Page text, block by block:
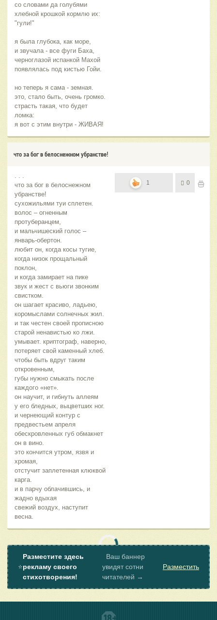
со словами да голубями
хлебной крошкой кормлю их:
"гули!"
я была глубока, как море,
и звучала - все фуги Баха,
черноглазой испанкой Махой
появлялась под кистью Гойи.
но теперь я сама - земная.
это, стало быть, очень громко.
страсть такая, что будет
ломка:
я вот с этим внутри - ЖИВАЯ!
что за бог в белоснежном убранстве!
. . .
что за бог в белоснежном
убранстве!
сухожильями туи сплетен.
волос – огненным
протуберанцем,
и мальчишеский голос –
январь-обертон.
любит он, когда косы тугие,
когда низок прощальный
поклон,
и когда замирает на пике
звук и жест с вьюги звонким
свистком.
он шагает красиво, ладьею,
коромыслами солнечных жил.
и так честен своей прописною
старой ненавистью ко лжи.
умывает. криптограф, наверно,
потеряет свой каменный хлеб.
чтобы быть вдруг таким
откровенным,
губы нужно смыкать после
каждого «нет».
он научит, и гибнуть аллеям
у его бледных, выцветших ног.
и чернеющий контур с
предвестьем апреля
обескровленных губ обмакнет
он в вино.
это кончится утром, язвя и
хромая,
отстучит заплетенная клюквой
карга.
и в парчу облачившись, и
жадно вдыхая
свежий воздух, наступит
весна.
1 0
⭐
Разместите здесь
рекламу своего
стихотворения!
Ваш баннер
увидят сотни
читателей →
Разместить